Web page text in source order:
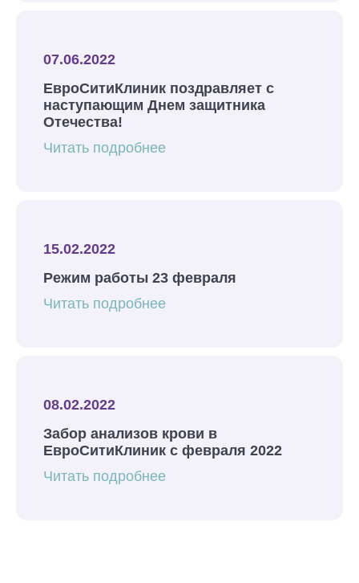
07.06.2022
ЕвроСитиКлиник поздравляет с
наступающим Днем защитника
Отечества!
Читать подробнее
15.02.2022
Режим работы 23 февраля
Читать подробнее
08.02.2022
Забор анализов крови в
ЕвроСитиКлиник с февраля 2022
Читать подробнее